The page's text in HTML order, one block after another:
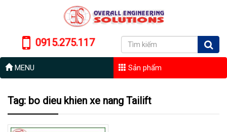
0915.275.117
MENU Sản phẩm
Tag: bo dieu khien xe nang Tailift